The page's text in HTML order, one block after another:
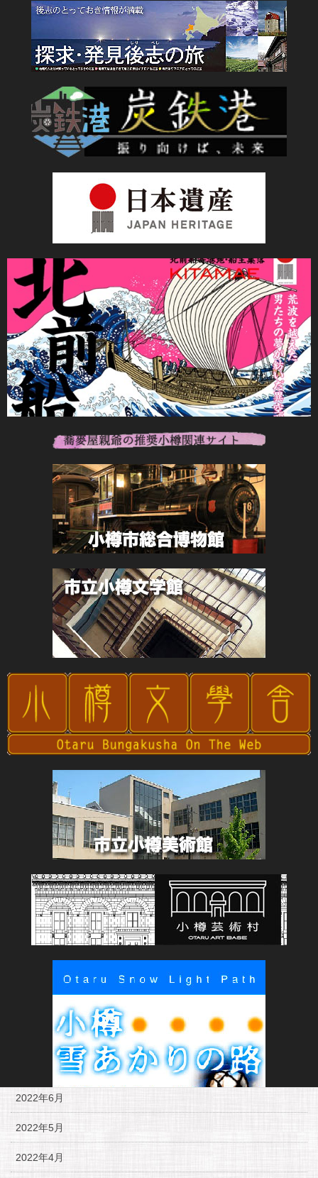
未分類
蕎麦と銘酒会
2026年7月
2026年4月
2026年2月
2026年1月
2025年9月
2025年7月
2025年4月
2025年2月
2025年1月
2024年12月
2024年11月
2024年10月
2024年7月
2024年4月
2024年2月
2023年12月
2023年10月
2023年8月
2023年7月
2023年6月
2023年4月
2023年3月
2023年2月
2023年1月
2022年12月
2022年11月
2022年10月
2022年9月
2022年7月
2022年6月
2022年5月
2022年4月